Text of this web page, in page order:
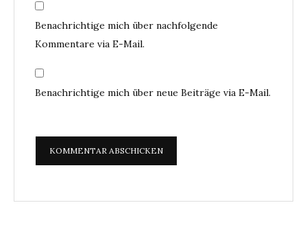
Benachrichtige mich über nachfolgende
Kommentare via E-Mail.
Benachrichtige mich über neue Beiträge via E-Mail.